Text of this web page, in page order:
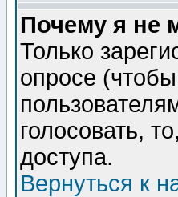
Почему я не
Только
опросе
голосовать,
доступа.
Вернуться к